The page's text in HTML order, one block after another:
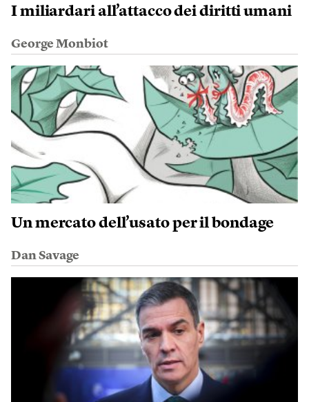
I miliardari all’attacco dei diritti umani
George Monbiot
Un mercato dell’usato per il bondage
Dan Savage